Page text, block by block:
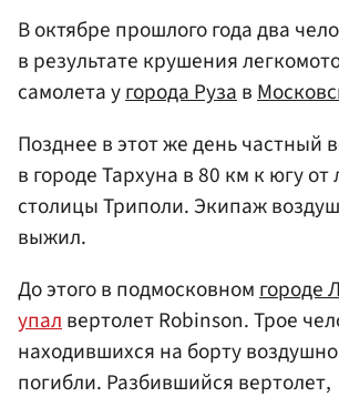
В октябре прошлого года два
в результате крушения
самолета угорода Рузав
Позднее в этот же день частный
в городе Тархуна в 80 км к югу
столицы Триполи. Экипаж
выжил.
До этого в подмосковномгороде
упалвертолет Robinson. Трое
находившихся на борту
погибли. Разбившийся вертолет,